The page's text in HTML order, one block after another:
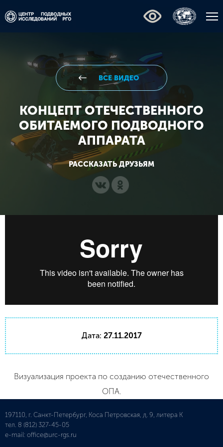
ВСЕ ВИДЕО
КОНЦЕПТ ОТЕЧЕСТВЕННОГО
ОБИТАЕМОГО ПОДВОДНОГО
АППАРАТА
РАССКАЗАТЬ ДРУЗЬЯМ
Дата: 27.11.2017
Визуализация проекта по созданию отечественного
ОПА.
197110, г. Санкт-Петербург, Коса Петровская, д. 9, литера К
тел. 8 (812) 327-45-05
e-mail: office@urc-rgs.ru